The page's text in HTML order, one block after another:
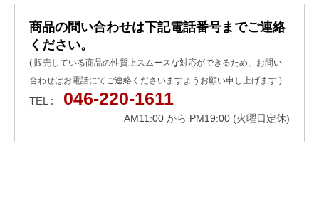
商品の問い合わせは下記電話番号までご連絡
ください。
( 販売している商品の性質上スムースな対応ができるため、お問い
合わせはお電話にてご連絡くださいますようお願い申し上げます )
TEL : 046-220-1611
AM11:00 から PM19:00 (火曜日定休)